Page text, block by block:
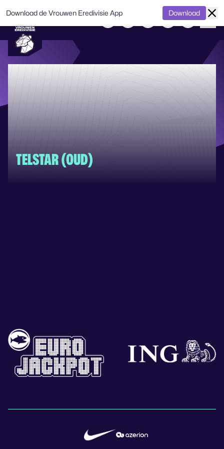
TELSTAR (OUD)
Download de Vrouwen Eredivisie App Download